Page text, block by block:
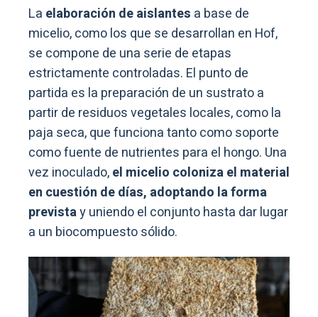
La elaboración de aislantes a base de
micelio, como los que se desarrollan en Hof,
se compone de una serie de etapas
estrictamente controladas. El punto de
partida es la preparación de un sustrato a
partir de residuos vegetales locales, como la
paja seca, que funciona tanto como soporte
como fuente de nutrientes para el hongo. Una
vez inoculado,el micelio coloniza el material
en cuestión de días, adoptando la forma
previstay uniendo el conjunto hasta dar lugar
a un biocompuesto sólido.